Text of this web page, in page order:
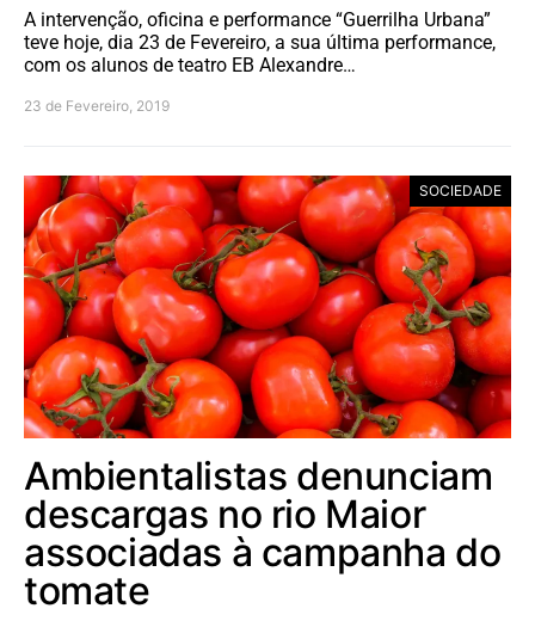
A intervenção, oficina e performance “Guerrilha Urbana”
teve hoje, dia 23 de Fevereiro, a sua última performance,
com os alunos de teatro EB Alexandre…
23 de Fevereiro, 2019
SOCIEDADE
Ambientalistas denunciam
descargas no rio Maior
associadas à campanha do
tomate